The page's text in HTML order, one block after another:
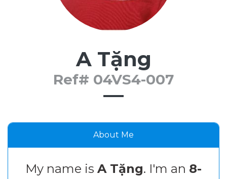
A Tặng
Ref# 04VS4-007
About Me
My name is A Tặng. I'm an 8-